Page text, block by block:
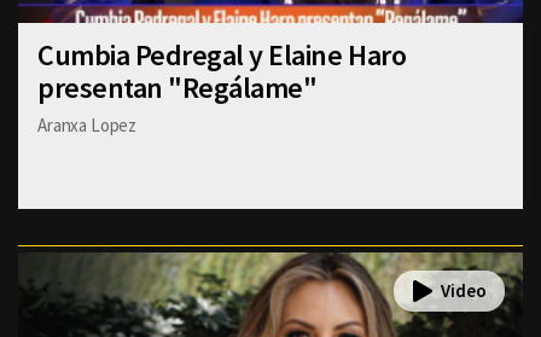
Cumbia Pedregal y Elaine Haro
presentan "Regálame"
Aranxa Lopez